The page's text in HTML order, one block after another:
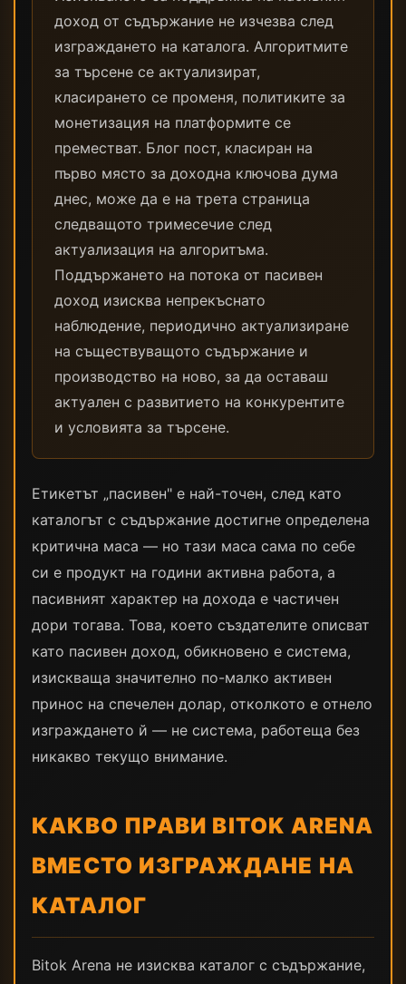
доход от съдържание не изчезва след
изграждането на каталога. Алгоритмите
за търсене се актуализират,
класирането се променя, политиките за
монетизация на платформите се
преместват. Блог пост, класиран на
първо място за доходна ключова дума
днес, може да е на трета страница
следващото тримесечие след
актуализация на алгоритъма.
Поддържането на потока от пасивен
доход изисква непрекъснато
наблюдение, периодично актуализиране
на съществуващото съдържание и
производство на ново, за да оставаш
актуален с развитието на конкурентите
и условията за търсене.
Етикетът „пасивен" е най-точен, след като
каталогът с съдържание достигне определена
критична маса — но тази маса сама по себе
си е продукт на години активна работа, а
пасивният характер на дохода е частичен
дори тогава. Това, което създателите описват
като пасивен доход, обикновено е система,
изискваща значително по-малко активен
принос на спечелен долар, отколкото е отнело
изграждането й — не система, работеща без
никакво текущо внимание.
КАКВО ПРАВИ BITOK ARENA
ВМЕСТО ИЗГРАЖДАНЕ НА
КАТАЛОГ
Bitok Arena не изисква каталог с съдържание,